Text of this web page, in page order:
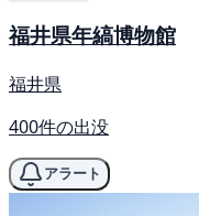
福井県年縞博物館
福井県
400件の出没
アラート